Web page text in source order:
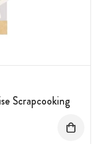
Scrapcooking